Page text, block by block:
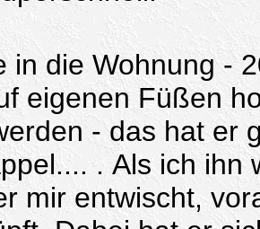
in die Wohnung -
eigenen Füßen
- das hat er
. Als ich ihn
mir entwischt,